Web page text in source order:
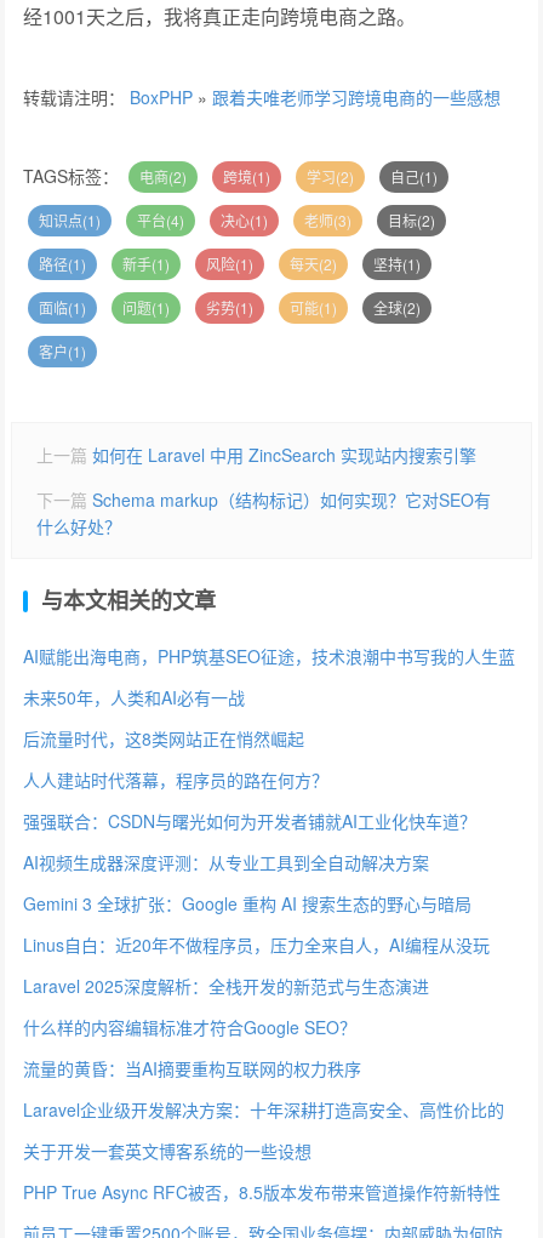
经1001天之后，我将真正走向跨境电商之路。
转载请注明： BoxPHP » 跟着夫唯老师学习跨境电商的一些感想
TAGS标签： 电商(2) 跨境(1) 学习(2) 自己(1)
知识点(1) 平台(4) 决心(1) 老师(3) 目标(2)
路径(1) 新手(1) 风险(1) 每天(2) 坚持(1)
面临(1) 问题(1) 劣势(1) 可能(1) 全球(2)
客户(1)
上一篇 如何在 Laravel 中用 ZincSearch 实现站内搜索引擎
下一篇 Schema markup（结构标记）如何实现？它对SEO有
什么好处？
与本文相关的文章
AI赋能出海电商，PHP筑基SEO征途，技术浪潮中书写我的人生蓝
海
未来50年，人类和AI必有一战
后流量时代，这8类网站正在悄然崛起
人人建站时代落幕，程序员的路在何方？
强强联合：CSDN与曙光如何为开发者铺就AI工业化快车道？
AI视频生成器深度评测：从专业工具到全自动解决方案
Gemini 3 全球扩张：Google 重构 AI 搜索生态的野心与暗局
Linus自白：近20年不做程序员，压力全来自人，AI编程从没玩
过！
Laravel 2025深度解析：全栈开发的新范式与生态演进
什么样的内容编辑标准才符合Google SEO？
流量的黄昏：当AI摘要重构互联网的权力秩序
Laravel企业级开发解决方案：十年深耕打造高安全、高性价比的
数字化平台
关于开发一套英文博客系统的一些设想
PHP True Async RFC被否，8.5版本发布带来管道操作符新特性
前员工一键重置2500个账号，致全国业务停摆：内部威胁为何防